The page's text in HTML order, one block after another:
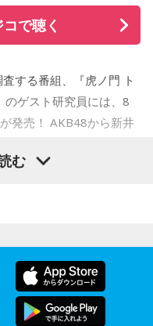
方程式 / Pastel Tang
Hello Hello / Be my Girl
a frankenlouie / ブラン
/ the Po / bokula. /
なう / 丸山純奈 / ミー
/ MONONOKE / 桃色
/ AKAMONE /
お気に入りのアーティ
音楽との出会いをお届
/ Aki / あたらよ / 雨烏 /
OF THE LAIN / いろか
で聴く
する番組、『虎ノ門 ト
のゲスト研究員には、8
発売！ AKB48から新井
ぶりの出演。行天優莉奈
」について徹底調査！
から、赤字と黒字の考
高市内閣の方針まで、
りやすく解説するほ
む